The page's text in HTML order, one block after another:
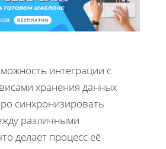
интеграции с
хранения данных
синхронизировать
различными
делает процесс её